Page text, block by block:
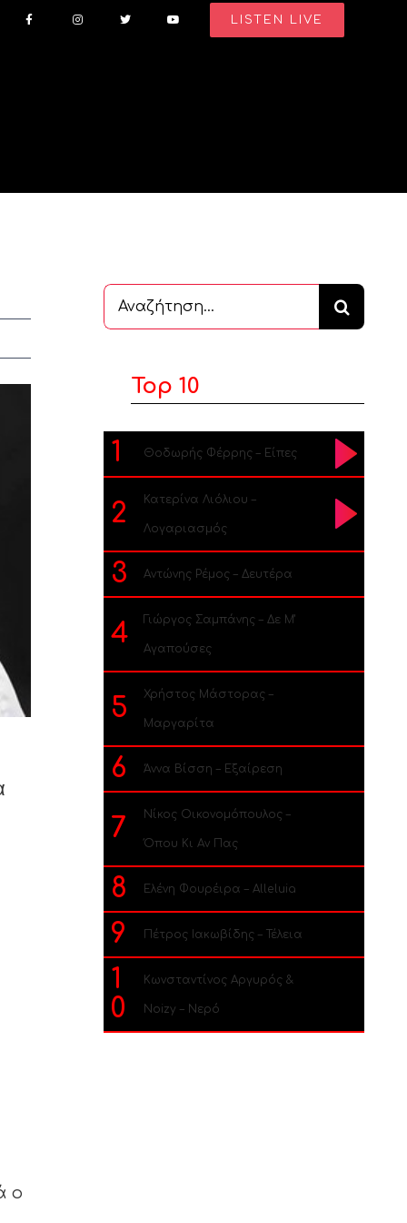
LISTEN LIVE
ο
Αναζήτηση
...
Top 10
1 Θοδωρής Φέρρης – Είπες
2 Κατερίνα Λιόλιου –
Λογαριασμός
3 Αντώνης Ρέμος – Δευτέρα
4 Γιώργος Σαμπάνης – Δε Μ’
Αγαπούσες
5 Χρήστος Μάστορας –
Μαργαρίτα
6 Άννα Βίσση – Εξαίρεση
7 Νίκος Οικονομόπουλος –
Όπου Κι Αν Πας
8 Ελένη Φουρέιρα – Alleluia
9 Πέτρος Ιακωβίδης – Τέλεια
1
0
Κωνσταντίνος Αργυρός &
Noizy – Νερό